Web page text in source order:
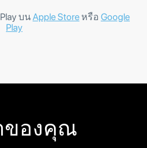
บนApple Store หรือ Google
Play
ของคุณ